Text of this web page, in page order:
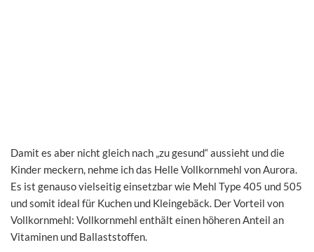
Damit es aber nicht gleich nach „zu gesund“ aussieht und die
Kinder meckern, nehme ich das Helle Vollkornmehl von Aurora.
Es ist genauso vielseitig einsetzbar wie Mehl Type 405 und 505
und somit ideal für Kuchen und Kleingebäck. Der Vorteil von
Vollkornmehl: Vollkornmehl enthält einen höheren Anteil an
Vitaminen und Ballaststoffen.